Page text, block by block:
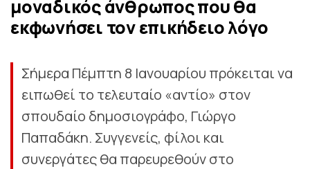
μοναδικός άνθρωπος που θα
εκφωνήσει τον επικήδειο λόγο
Σήμερα Πέμπτη 8 Ιανουαρίου πρόκειται να
ειπωθεί το τελευταίο «αντίο» στον
σπουδαίο δημοσιογράφο, Γιώργο
Παπαδάκη. Συγγενείς, φίλοι και
συνεργάτες θα παρευρεθούν στο